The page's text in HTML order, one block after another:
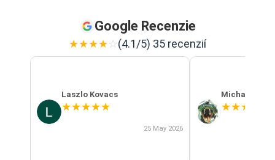
Google Recenzie
★★★★☆(4.1/5) 35 recenzií
Laszlo Kovacs
★★★★★
25 May 2026
Michal Szabo
★★★